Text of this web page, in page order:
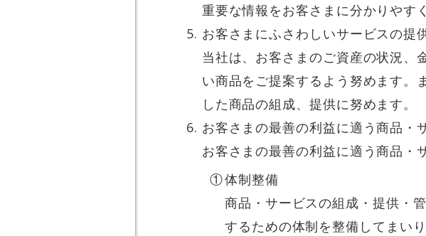
重要な情報をお客さまに分かりやす
お客さまにふさわしいサービスの提
当社は、お客さまのご資産の状況、
い商品をご提案するよう努めます。
した商品の組成、提供に努めます。
お客さまの最善の利益に適う商品・
お客さまの最善の利益に適う商品
体制整備
商品・サービスの組成・提供・
するための体制を整備してまいり